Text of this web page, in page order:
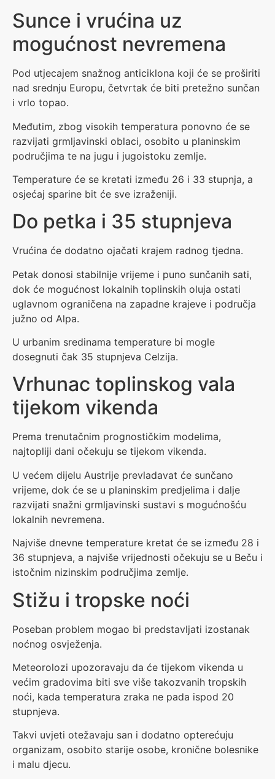
Sunce i vrućina uz
mogućnost nevremena
Pod utjecajem snažnog anticiklona koji će se proširiti
nad srednju Europu, četvrtak će biti pretežno sunčan
i vrlo topao.
Međutim, zbog visokih temperatura ponovno će se
razvijati grmljavinski oblaci, osobito u planinskim
područjima te na jugu i jugoistoku zemlje.
Temperature će se kretati između 26 i 33 stupnja, a
osjećaj sparine bit će sve izraženiji.
Do petka i 35 stupnjeva
Vrućina će dodatno ojačati krajem radnog tjedna.
Petak donosi stabilnije vrijeme i puno sunčanih sati,
dok će mogućnost lokalnih toplinskih oluja ostati
uglavnom ograničena na zapadne krajeve i područja
južno od Alpa.
U urbanim sredinama temperature bi mogle
dosegnuti čak 35 stupnjeva Celzija.
Vrhunac toplinskog vala
tijekom vikenda
Prema trenutačnim prognostičkim modelima,
najtopliji dani očekuju se tijekom vikenda.
U većem dijelu Austrije prevladavat će sunčano
vrijeme, dok će se u planinskim predjelima i dalje
razvijati snažni grmljavinski sustavi s mogućnošću
lokalnih nevremena.
Najviše dnevne temperature kretat će se između 28 i
36 stupnjeva, a najviše vrijednosti očekuju se u Beču i
istočnim nizinskim područjima zemlje.
Stižu i tropske noći
Poseban problem mogao bi predstavljati izostanak
noćnog osvježenja.
Meteorolozi upozoravaju da će tijekom vikenda u
većim gradovima biti sve više takozvanih tropskih
noći, kada temperatura zraka ne pada ispod 20
stupnjeva.
Takvi uvjeti otežavaju san i dodatno opterećuju
organizam, osobito starije osobe, kronične bolesnike
i malu djecu.